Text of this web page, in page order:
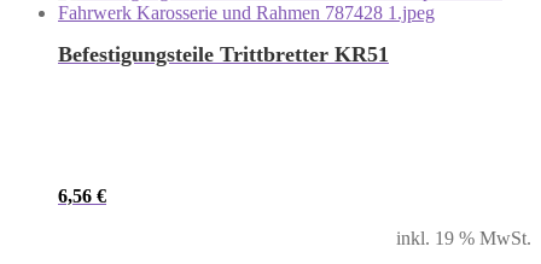
Befestigungsteile Trittbretter KR51
6,56 €
inkl. 19 % MwSt.